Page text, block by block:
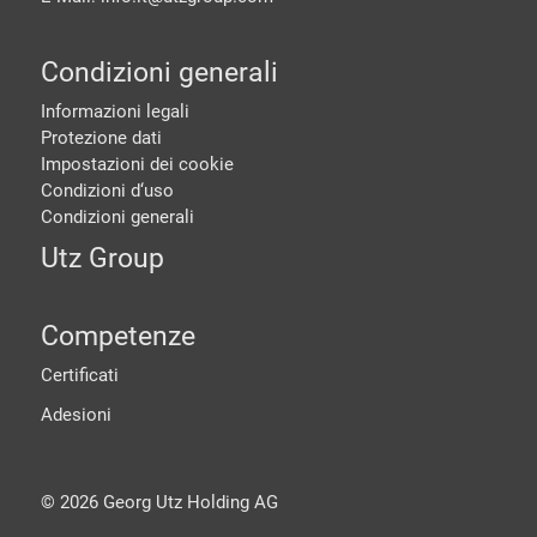
Condizioni generali
Informazioni legali
Protezione dati
Impostazioni dei cookie
Condizioni d‘uso
Condizioni generali
Utz Group
Competenze
Certificati
Adesioni
© 2026Georg Utz Holding AG